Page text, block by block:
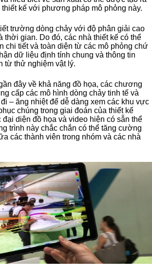
thiết kế với phương pháp mô phỏng này.
trường dòng chảy với độ phân giải cao
thời gian. Do đó, các nhà thiết kế có thể
chi tiết và toàn diện từ các mô phỏng chứ
dữ liệu định tính chung và thông tin
từ thử nghiệm vật lý.
đây về khả năng đồ họa, các chương
cấp các mô hình dòng chảy tinh tế và
– ăng nhiệt để dễ dàng xem các khu vực
chúng trong giai đoán của thiết kế
diện đồ họa và video hiện có sẵn thể
trình này chắc chắn có thể tăng cường
các thành viên trong nhóm và các nhà